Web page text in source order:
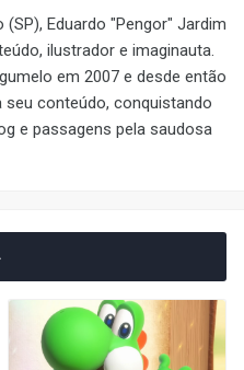
(SP), Eduardo "Pengor" Jardim
ilustrador e imaginauta.
em 2007 e desde então
seu conteúdo, conquistando
e passagens pela saudosa